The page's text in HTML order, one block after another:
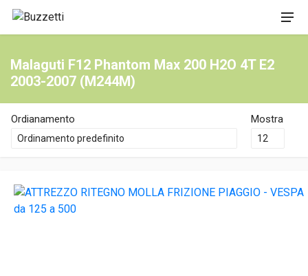
Malaguti F12 Phantom Max 200 H2O 4T E2
2003-2007 (M244M)
Ordianamento Mostra